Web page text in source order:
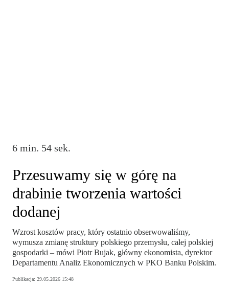
6 min. 54 sek.
Przesuwamy się w górę na
drabinie tworzenia wartości
dodanej
Wzrost kosztów pracy, który ostatnio obserwowaliśmy,
wymusza zmianę struktury polskiego przemysłu, całej polskiej
gospodarki – mówi Piotr Bujak, główny ekonomista, dyrektor
Departamentu Analiz Ekonomicznych w PKO Banku Polskim.
Publikacja: 29.05.2026 15:48